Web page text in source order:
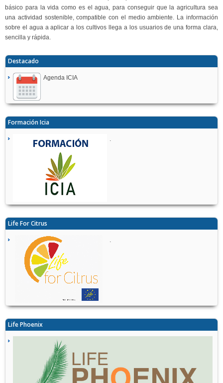
básico para la vida como es el agua, para conseguir que la agricultura sea
una actividad sostenible, compatible con el medio ambiente. La información
sobre el agua a aplicar a los cultivos llega a los usuarios de una forma clara,
sencilla y rápida.
Destacado
Agenda ICIA
Formación Icia
Life For Citrus
Life Phoenix